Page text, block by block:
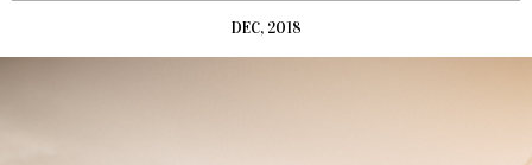
DEC, 2018